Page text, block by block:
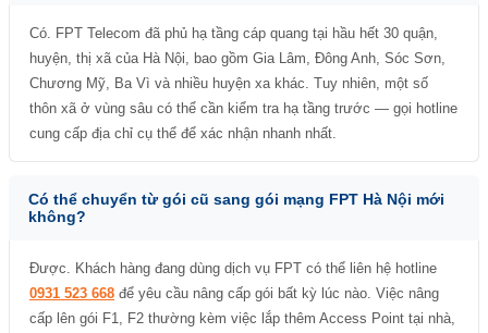
Có. FPT Telecom đã phủ hạ tầng cáp quang tại hầu hết 30 quận,
huyện, thị xã của Hà Nội, bao gồm Gia Lâm, Đông Anh, Sóc Sơn,
Chương Mỹ, Ba Vì và nhiều huyện xa khác. Tuy nhiên, một số
thôn xã ở vùng sâu có thể cần kiểm tra hạ tầng trước — gọi hotline
cung cấp địa chỉ cụ thể để xác nhận nhanh nhất.
Có thể chuyển từ gói cũ sang gói mạng FPT Hà Nội mới
không?
Được. Khách hàng đang dùng dịch vụ FPT có thể liên hệ hotline
0931 523 668 để yêu cầu nâng cấp gói bất kỳ lúc nào. Việc nâng
cấp lên gói F1, F2 thường kèm việc lắp thêm Access Point tại nhà,